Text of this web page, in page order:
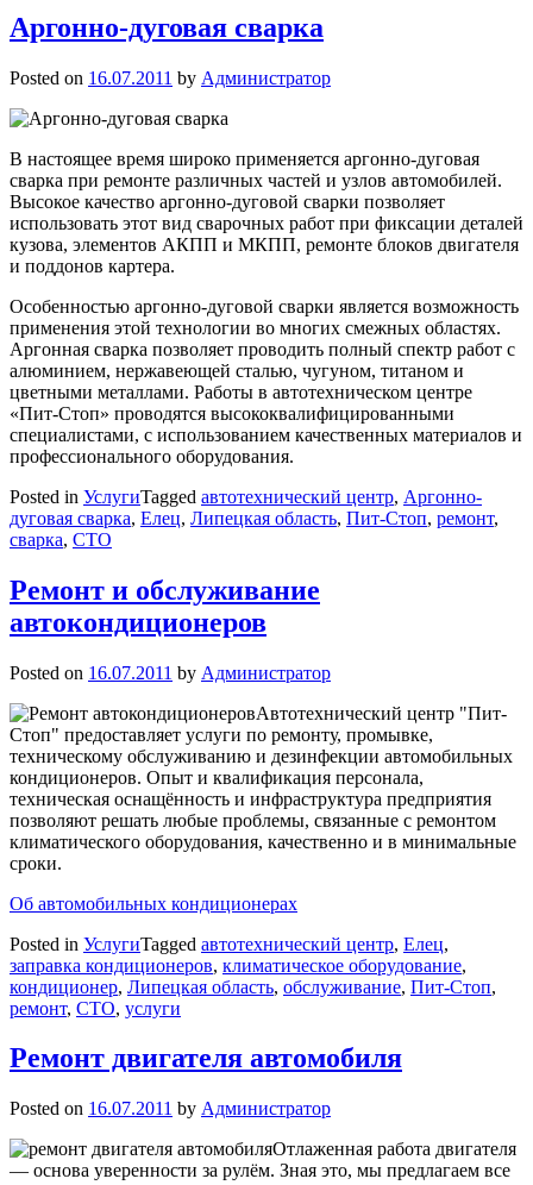
Аргонно-дуговая сварка
Posted on 16.07.2011 by Администратор
В настоящее время широко применяется аргонно-дуговая
сварка при ремонте различных частей и узлов автомобилей.
Высокое качество аргонно-дуговой сварки позволяет
использовать этот вид сварочных работ при фиксации деталей
кузова, элементов АКПП и МКПП, ремонте блоков двигателя
и поддонов картера.
Особенностью аргонно-дуговой сварки является возможность
применения этой технологии во многих смежных областях.
Аргонная сварка позволяет проводить полный спектр работ с
алюминием, нержавеющей сталью, чугуном, титаном и
цветными металлами. Работы в автотехническом центре
«Пит-Стоп» проводятся высококвалифицированными
специалистами, с использованием качественных материалов и
профессионального оборудования.
Posted in УслугиTagged автотехнический центр, Аргонно-
дуговая сварка, Елец, Липецкая область, Пит-Стоп, ремонт,
сварка, СТО
Ремонт и обслуживание
автокондиционеров
Posted on 16.07.2011 by Администратор
Автотехнический центр "Пит-
Стоп" предоставляет услуги по ремонту, промывке,
техническому обслуживанию и дезинфекции автомобильных
кондиционеров. Опыт и квалификация персонала,
техническая оснащённость и инфраструктура предприятия
позволяют решать любые проблемы, связанные с ремонтом
климатического оборудования, качественно и в минимальные
сроки.
Об автомобильных кондиционерах
Posted in УслугиTagged автотехнический центр, Елец,
заправка кондиционеров, климатическое оборудование,
кондиционер, Липецкая область, обслуживание, Пит-Стоп,
ремонт, СТО, услуги
Ремонт двигателя автомобиля
Posted on 16.07.2011 by Администратор
Отлаженная работа двигателя
— основа уверенности за рулём. Зная это, мы предлагаем все